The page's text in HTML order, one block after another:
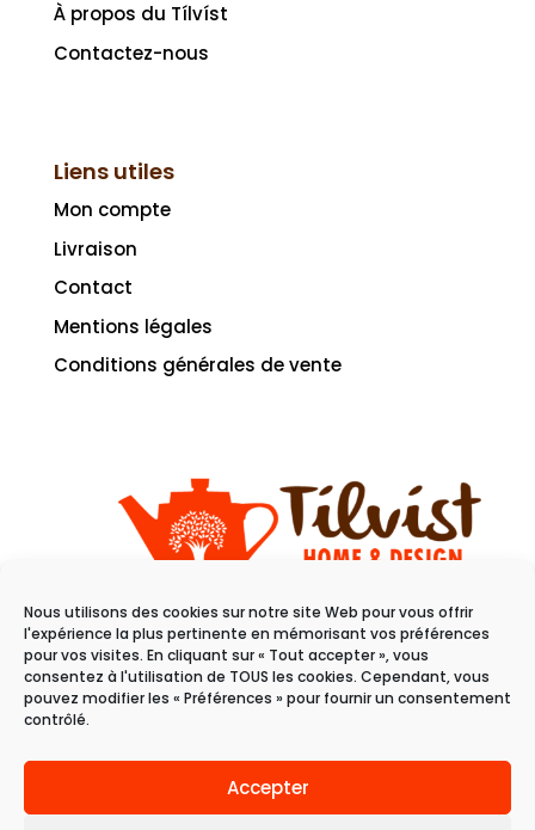
Nous utilisons des cookies sur notre site Web pour vous offrir
l'expérience la plus pertinente en mémorisant vos préférences
pour vos visites. En cliquant sur « Tout accepter », vous
consentez à l'utilisation de TOUS les cookies. Cependant, vous
pouvez modifier les « Préférences » pour fournir un consentement
contrôlé.
Accepter
À propos du Tílvíst
Contactez-nous
Liens utiles
Mon compte
Livraison
Contact
Mentions légales
Conditions générales de vente
11 rue du raisin
68100 Mulhouse
Du mardi au samedi